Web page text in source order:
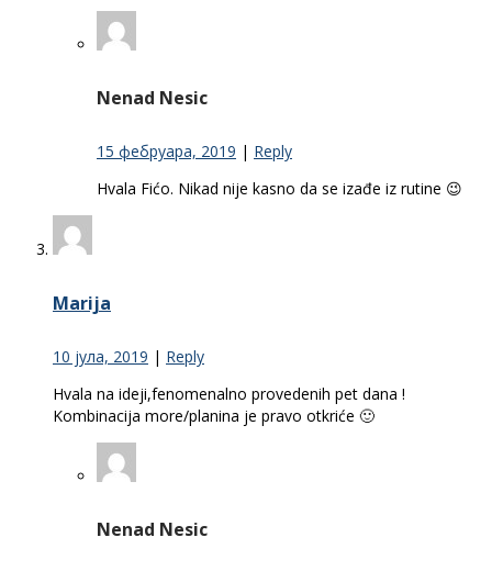
Nenad Nesic
15 фебруара, 2019 | Reply
Hvala Fićo. Nikad nije kasno da se izađe iz rutine 😉
Marija
10 јула, 2019 | Reply
Hvala na ideji,fenomenalno provedenih pet dana !
Kombinacija more/planina je pravo otkriće 🙂
Nenad Nesic